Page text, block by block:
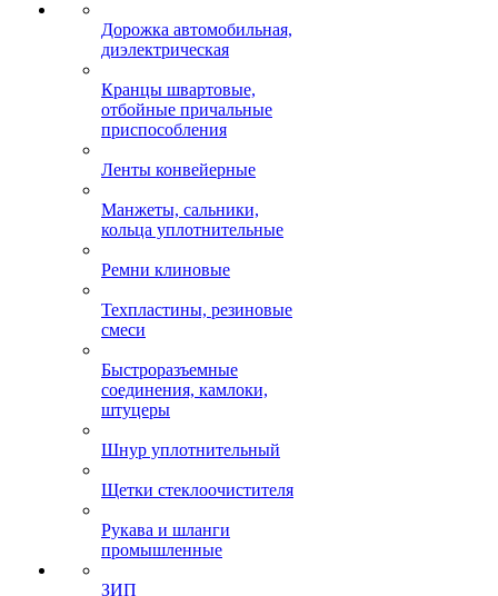
Дорожка автомобильная,
диэлектрическая
Кранцы швартовые,
отбойные причальные
приспособления
Ленты конвейерные
Манжеты, сальники,
кольца уплотнительные
Ремни клиновые
Техпластины, резиновые
смеси
Быстроразъемные
соединения, камлоки,
штуцеры
Шнур уплотнительный
Щетки стеклоочистителя
Рукава и шланги
промышленные
ЗИП